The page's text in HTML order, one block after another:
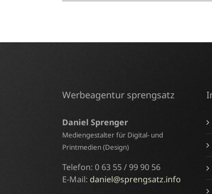
Werbeagentur sprengsatz
Daniel Sprenger
Mediengestalter für Digital- und
Printmedien (Design)
Telefon: 0 63 55 / 99 90 56
E-Mail: daniel@sprengsatz.info